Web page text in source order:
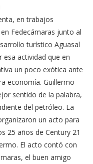
en trabajos
Fedecámaras junto al
turístico Aguasal
actividad que en
un poco exótica ante
economía. Guillermo
sentido de la palabra,
del petróleo. La
un acto para
25 años de Century 21
El acto contó con
el buen amigo